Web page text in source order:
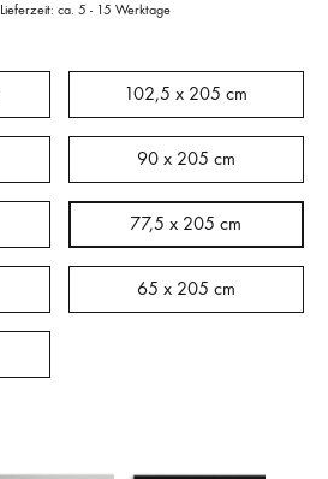
Lieferzeit: ca. 5 - 15 Werktage
102,5 x 205 cm
90 x 205 cm
77,5 x 205 cm
65 x 205 cm